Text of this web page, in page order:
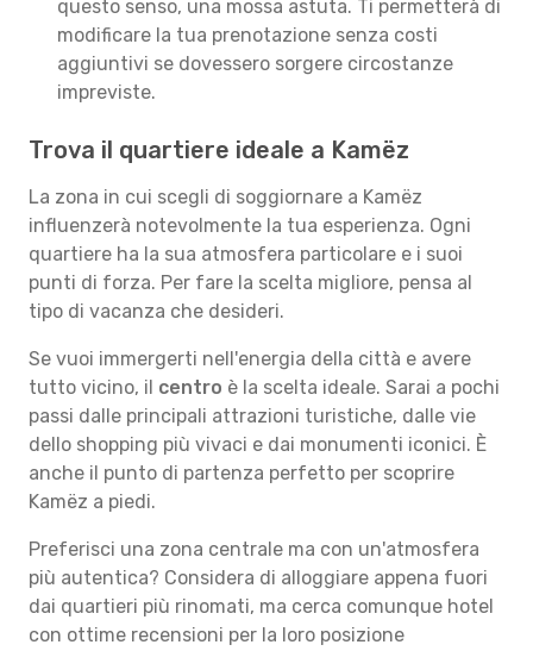
questo senso, una mossa astuta. Ti permetterà di
modificare la tua prenotazione senza costi
aggiuntivi se dovessero sorgere circostanze
impreviste.
Trova il quartiere ideale a Kamëz
La zona in cui scegli di soggiornare a Kamëz
influenzerà notevolmente la tua esperienza. Ogni
quartiere ha la sua atmosfera particolare e i suoi
punti di forza. Per fare la scelta migliore, pensa al
tipo di vacanza che desideri.
Se vuoi immergerti nell'energia della città e avere
tutto vicino, il centro è la scelta ideale. Sarai a pochi
passi dalle principali attrazioni turistiche, dalle vie
dello shopping più vivaci e dai monumenti iconici. È
anche il punto di partenza perfetto per scoprire
Kamëz a piedi.
Preferisci una zona centrale ma con un'atmosfera
più autentica? Considera di alloggiare appena fuori
dai quartieri più rinomati, ma cerca comunque hotel
con ottime recensioni per la loro posizione